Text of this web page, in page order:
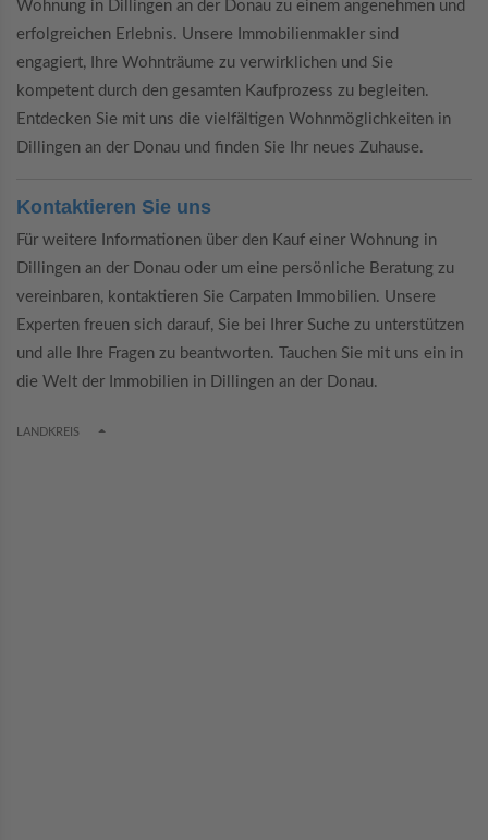
Wohnung in Dillingen an der Donau zu einem angenehmen und
erfolgreichen Erlebnis. Unsere Immobilienmakler sind
engagiert, Ihre Wohnträume zu verwirklichen und Sie
kompetent durch den gesamten Kaufprozess zu begleiten.
Entdecken Sie mit uns die vielfältigen Wohnmöglichkeiten in
Dillingen an der Donau und finden Sie Ihr neues Zuhause.
Kontaktieren Sie uns
Für weitere Informationen über den Kauf einer Wohnung in
Dillingen an der Donau oder um eine persönliche Beratung zu
vereinbaren, kontaktieren Sie Carpaten Immobilien. Unsere
Experten freuen sich darauf, Sie bei Ihrer Suche zu unterstützen
und alle Ihre Fragen zu beantworten. Tauchen Sie mit uns ein in
die Welt der Immobilien in Dillingen an der Donau.
LANDKREIS TOGGLE DROPDOWN